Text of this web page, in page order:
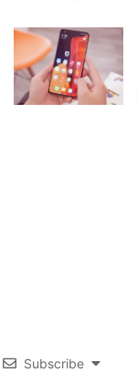
Subscribe